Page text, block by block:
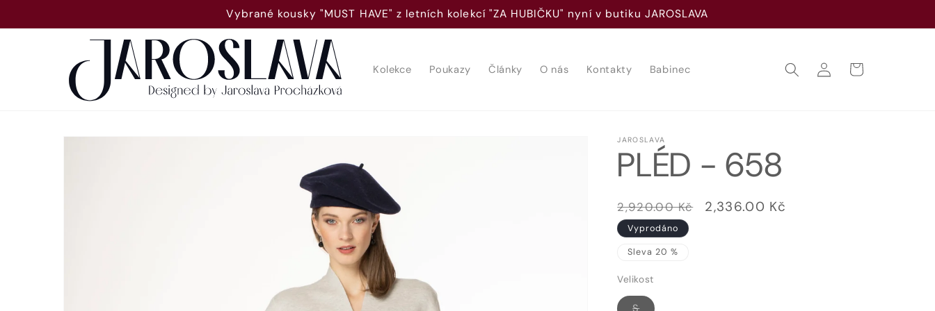
Vybrané kousky "MUST HAVE" z letních kolekcí "ZA HUBIČKU" nyní v butiku JAROSLAVA
Kolekce Poukazy Články O nás Kontakty Babinec
Přihlásit
Košík
Přejít na
JAROSLAVA
PLÉD - 658
Běžná
cena
2,920.00 Kč
Výprodejová
2,336.00 Kč
Vyprodáno
Sleva 20 %
Velikost
Vyprodaná